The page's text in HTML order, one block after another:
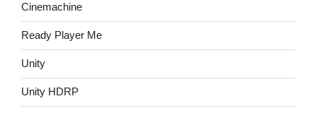
Cinemachine
Ready Player Me
Unity
Unity HDRP